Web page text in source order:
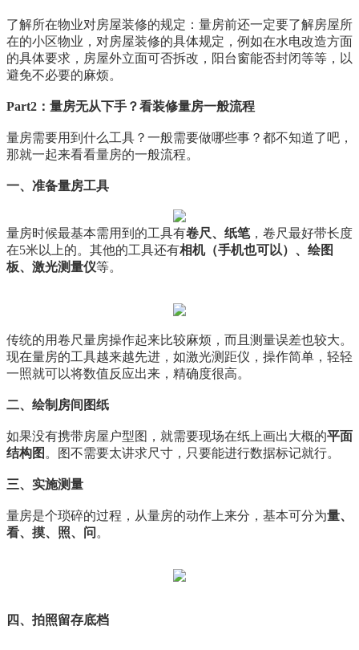
了解所在物业对房屋装修的规定：量房前还一定要了解房屋所
在的小区物业，对房屋装修的具体规定，例如在水电改造方面
的具体要求，房屋外立面可否拆改，阳台窗能否封闭等等，以
避免不必要的麻烦。
Part2：量房无从下手？看装修量房一般流程
量房需要用到什么工具？一般需要做哪些事？都不知道了吧，
那就一起来看看量房的一般流程。
一、准备量房工具
量房时候最基本需用到的工具有卷尺、纸笔，卷尺最好带长度
在5米以上的。其他的工具还有相机（手机也可以）、绘图
板、激光测量仪等。
传统的用卷尺量房操作起来比较麻烦，而且测量误差也较大。
现在量房的工具越来越先进，如激光测距仪，操作简单，轻轻
一照就可以将数值反应出来，精确度很高。
二、绘制房间图纸
如果没有携带房屋户型图，就需要现场在纸上画出大概的平面
结构图 。图不需要太讲求尺寸，只要能进行数据标记就行。
三、实施测量
量房是个琐碎的过程，从量房的动作上来分，基本可分为量、
看、摸、照、问 。
四、拍照留存底档